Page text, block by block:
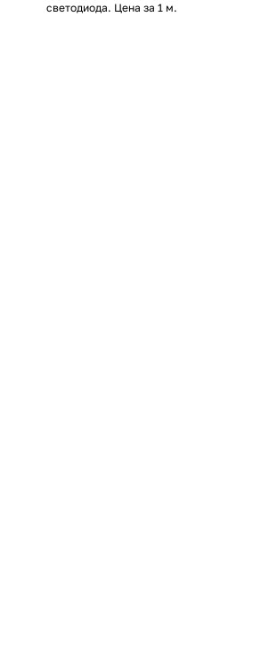
светодиода. Цена за 1 м.